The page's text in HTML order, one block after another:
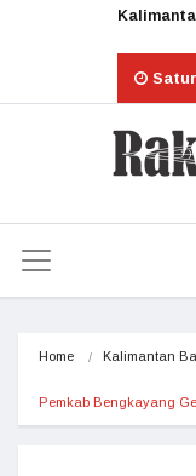
Home Kalimantan
Pemkab Bengkayang